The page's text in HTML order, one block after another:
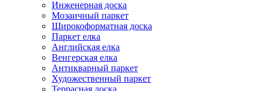
Инженерная доска
Мозаичный паркет
Широкоформатная доска
Паркет елка
Английская елка
Венгерская елка
Антикварный паркет
Художественный паркет
Террасная доска